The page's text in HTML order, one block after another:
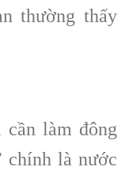
thường thấy
làm đông
chính là nước